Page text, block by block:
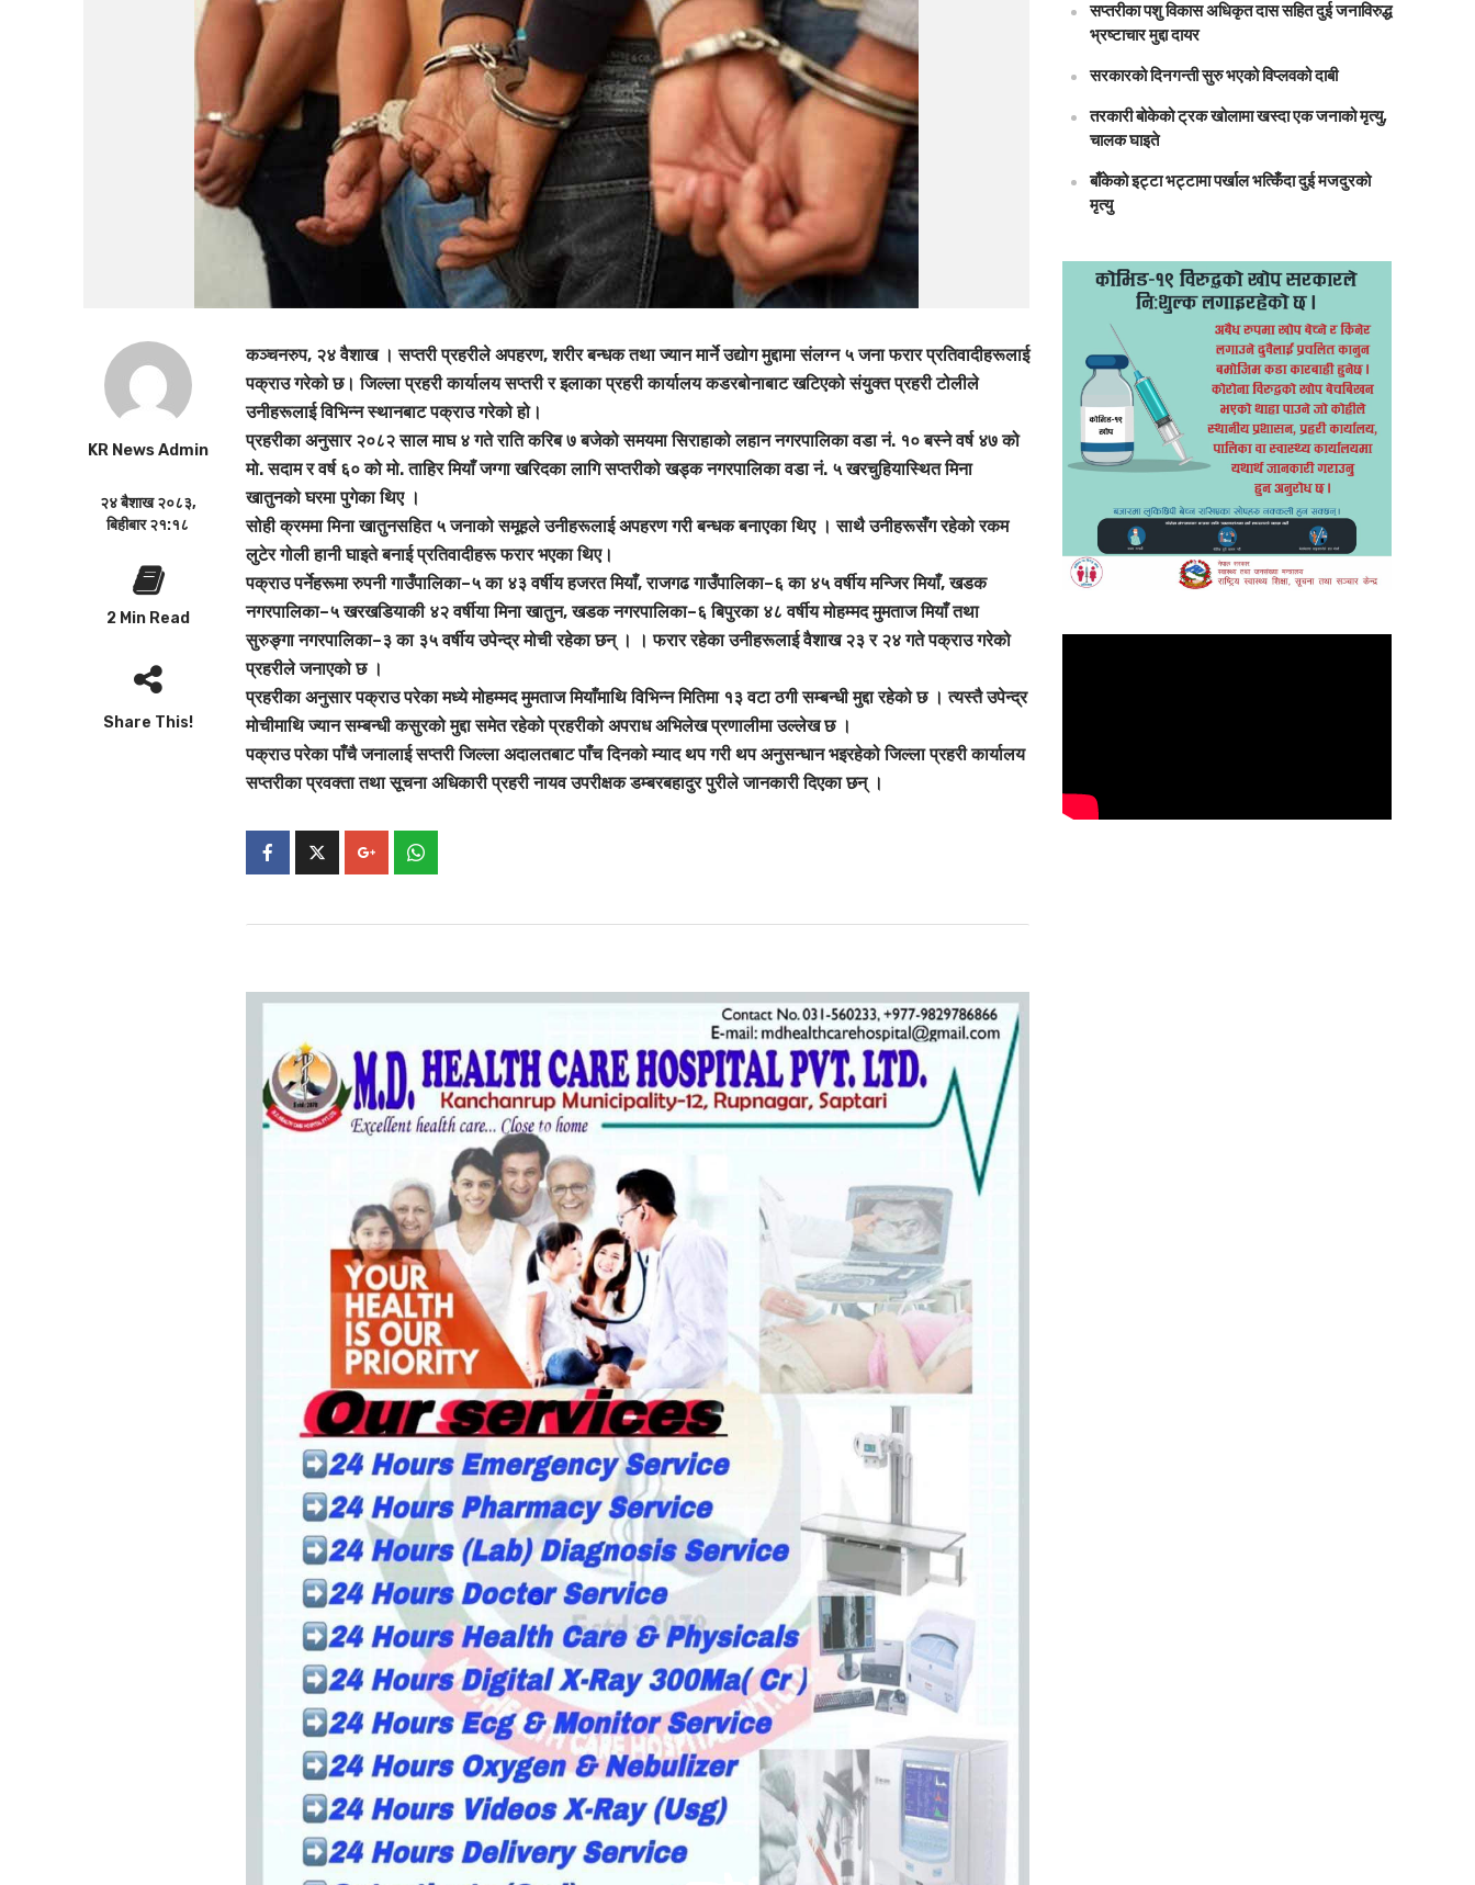
KR News Admin
२४ बैशाख २०८३,
बिहीबार २१:१८
2 Min Read
Share This!
कञ्चनरुप, २४ वैशाख । सप्तरी प्रहरीले अपहरण, शरीर बन्धक तथा ज्यान मार्ने उद्योग मुद्दामा संलग्न ५ जना फरार प्रतिवादीहरूलाई
पक्राउ गरेको छ। जिल्ला प्रहरी कार्यालय सप्तरी र इलाका प्रहरी कार्यालय कडरबोनाबाट खटिएको संयुक्त प्रहरी टोलीले
उनीहरूलाई विभिन्न स्थानबाट पक्राउ गरेको हो।
प्रहरीका अनुसार २०८२ साल माघ ४ गते राति करिब ७ बजेको समयमा सिराहाको लहान नगरपालिका वडा नं. १० बस्ने वर्ष ४७ को
मो. सदाम र वर्ष ६० को मो. ताहिर मियाँ जग्गा खरिदका लागि सप्तरीको खड्क नगरपालिका वडा नं. ५ खरचुहियास्थित मिना
खातुनको घरमा पुगेका थिए ।
सोही क्रममा मिना खातुनसहित ५ जनाको समूहले उनीहरूलाई अपहरण गरी बन्धक बनाएका थिए । साथै उनीहरूसँग रहेको रकम
लुटेर गोली हानी घाइते बनाई प्रतिवादीहरू फरार भएका थिए।
पक्राउ पर्नेहरूमा रुपनी गाउँपालिका–५ का ४३ वर्षीय हजरत मियाँ, राजगढ गाउँपालिका–६ का ४५ वर्षीय मन्जिर मियाँ, खडक
नगरपालिका–५ खरखडियाकी ४२ वर्षीया मिना खातुन, खडक नगरपालिका–६ बिपुरका ४८ वर्षीय मोहम्मद मुमताज मियाँ तथा
सुरुङ्गा नगरपालिका–३ का ३५ वर्षीय उपेन्द्र मोची रहेका छन् । । फरार रहेका उनीहरूलाई वैशाख २३ र २४ गते पक्राउ गरेको
प्रहरीले जनाएको छ ।
प्रहरीका अनुसार पक्राउ परेका मध्ये मोहम्मद मुमताज मियाँमाथि विभिन्न मितिमा १३ वटा ठगी सम्बन्धी मुद्दा रहेको छ । त्यस्तै उपेन्द्र
मोचीमाथि ज्यान सम्बन्धी कसुरको मुद्दा समेत रहेको प्रहरीको अपराध अभिलेख प्रणालीमा उल्लेख छ ।
पक्राउ परेका पाँचै जनालाई सप्तरी जिल्ला अदालतबाट पाँच दिनको म्याद थप गरी थप अनुसन्धान भइरहेको जिल्ला प्रहरी कार्यालय
सप्तरीका प्रवक्ता तथा सूचना अधिकारी प्रहरी नायव उपरीक्षक डम्बरबहादुर पुरीले जानकारी दिएका छन् ।
सप्तरीका पशु विकास अधिकृत दास सहित दुई जनाविरुद्ध
भ्रष्टाचार मुद्दा दायर
सरकारको दिनगन्ती सुरु भएको विप्लवको दाबी
तरकारी बोकेको ट्रक खोलामा खस्दा एक जनाको मृत्यु,
चालक घाइते
बाँकेको इट्टा भट्टामा पर्खाल भत्किँदा दुई मजदुरको
मृत्यु